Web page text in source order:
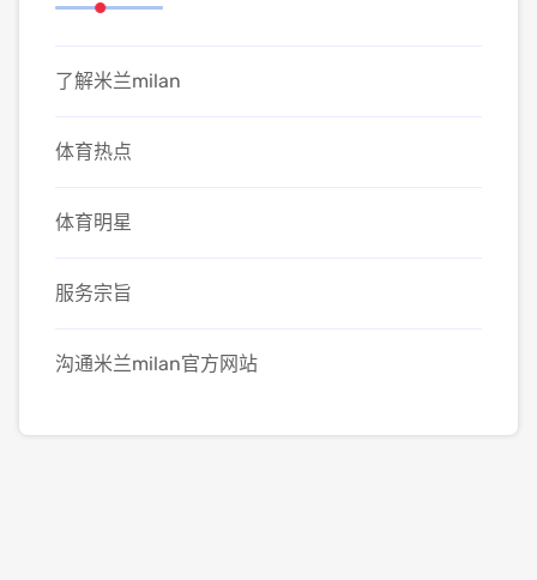
了解米兰milan
体育热点
体育明星
服务宗旨
沟通米兰milan官方网站